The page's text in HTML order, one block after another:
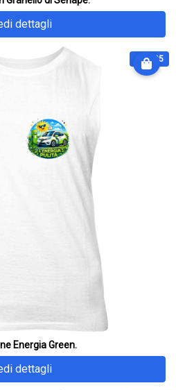
dettagli
€ 32.25
Energia Green.
dettagli